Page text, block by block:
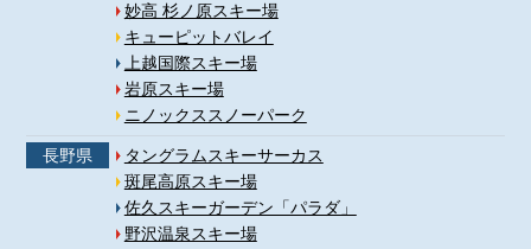
妙高 杉ノ原スキー場
キューピットバレイ
上越国際スキー場
岩原スキー場
ニノックススノーパーク
長野県
タングラムスキーサーカス
斑尾高原スキー場
佐久スキーガーデン「パラダ」
野沢温泉スキー場